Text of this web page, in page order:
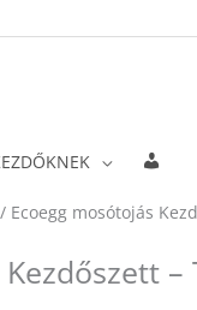
/ Ecoegg mosótojás